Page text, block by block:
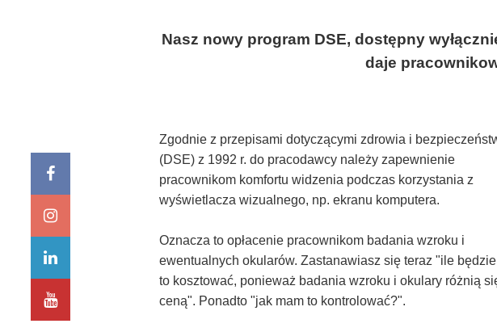
Nasz nowy program DSE, dostępny
daje
Zgodnie z przepisami dotyczącymi zdrowia i
(DSE) z 1992 r. do pracodawcy należy zapewnienie
pracownikom komfortu widzenia podczas korzystania z
wyświetlacza wizualnego, np. ekranu komputera.
Oznacza to opłacenie pracownikom badania wzroku i
ewentualnych okularów. Zastanawiasz się teraz "ile
to kosztować, ponieważ badania wzroku i okulary różnią
ceną". Ponadto "jak mam to kontrolować?".